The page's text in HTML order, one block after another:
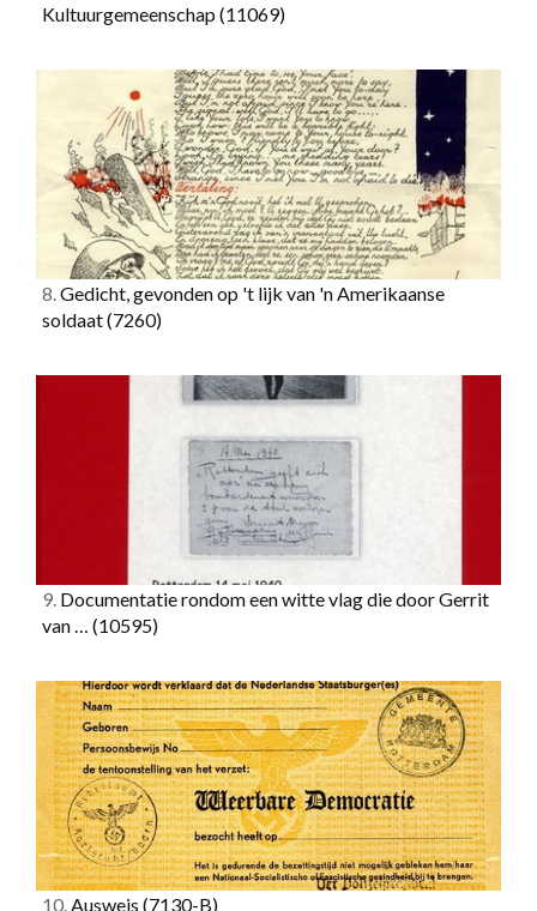
Kultuurgemeenschap (11069)
8.Gedicht, gevonden op 't lijk van 'n Amerikaanse
soldaat(7260)
9. Documentatie rondom een witte vlag die door Gerrit
van … (10595)
10.Ausweis (7130-B)